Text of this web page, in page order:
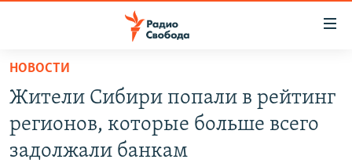
упрощенного
доступа
основному
АВТОРСКИЕ ПРОЕКТЫ
НОВОСТИ
Жители Сибири попали в рейтинг
регионов, которые больше всего
задолжали банкам